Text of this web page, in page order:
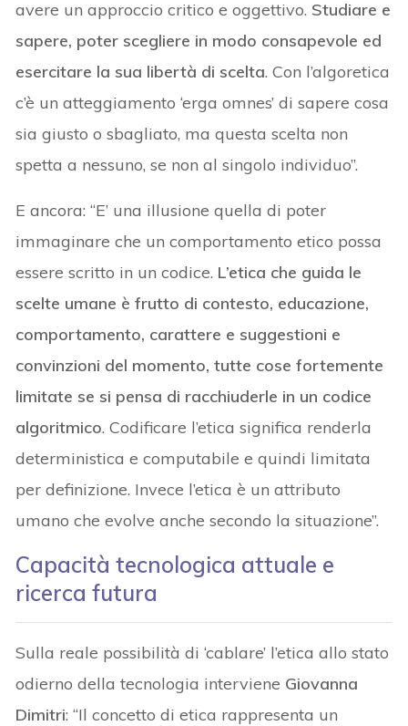
avere un approccio critico e oggettivo. Studiare e
sapere, poter scegliere in modo consapevole ed
esercitare la sua libertà di scelta. Con l’algoretica
c’è un atteggiamento ‘erga omnes’ di sapere cosa
sia giusto o sbagliato, ma questa scelta non
spetta a nessuno, se non al singolo individuo”.
E ancora: “E’ una illusione quella di poter
immaginare che un comportamento etico possa
essere scritto in un codice. L’etica che guida le
scelte umane è frutto di contesto, educazione,
comportamento, carattere e suggestioni e
convinzioni del momento, tutte cose fortemente
limitate se si pensa di racchiuderle in un codice
algoritmico. Codificare l’etica significa renderla
deterministica e computabile e quindi limitata
per definizione. Invece l’etica è un attributo
umano che evolve anche secondo la situazione”.
Capacità tecnologica attuale e
ricerca futura
Sulla reale possibilità di ‘cablare’ l’etica allo stato
odierno della tecnologia interviene Giovanna
Dimitri: “Il concetto di etica rappresenta un